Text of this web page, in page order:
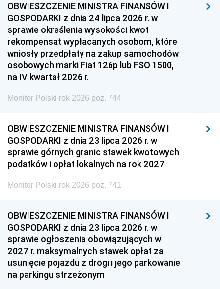
OBWIESZCZENIE MINISTRA FINANSÓW I
GOSPODARKI z dnia 24 lipca 2026 r. w
sprawie określenia wysokości kwot
rekompensat wypłacanych osobom, które
wniosły przedpłaty na zakup samochodów
osobowych marki Fiat 126p lub FSO 1500,
na IV kwartał 2026 r.
Monitor Polski rok 2026 poz. 744
OBWIESZCZENIE MINISTRA FINANSÓW I
GOSPODARKI z dnia 23 lipca 2026 r. w
sprawie górnych granic stawek kwotowych
podatków i opłat lokalnych na rok 2027
Monitor Polski rok 2026 poz. 741
OBWIESZCZENIE MINISTRA FINANSÓW I
GOSPODARKI z dnia 23 lipca 2026 r. w
sprawie ogłoszenia obowiązujących w
2027 r. maksymalnych stawek opłat za
usunięcie pojazdu z drogi i jego parkowanie
na parkingu strzeżonym